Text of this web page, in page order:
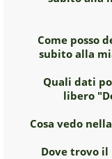
Come posso
subito alla
Quali dati
libero
Cosa vedo
Dove trovo il